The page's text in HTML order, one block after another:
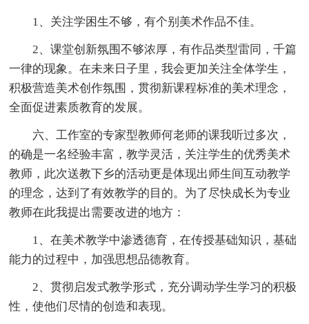
1、关注学困生不够，有个别美术作品不佳。
2、课堂创新氛围不够浓厚，有作品类型雷同，千篇
一律的现象。在未来日子里，我会更加关注全体学生，
积极营造美术创作氛围，贯彻新课程标准的美术理念，
全面促进素质教育的发展。
六、工作室的专家型教师何老师的课我听过多次，
的确是一名经验丰富，教学灵活，关注学生的优秀美术
教师，此次送教下乡的活动更是体现出师生间互动教学
的理念，达到了有效教学的目的。为了尽快成长为专业
教师在此我提出需要改进的地方：
1、在美术教学中渗透德育，在传授基础知识，基础
能力的过程中，加强思想品德教育。
2、贯彻启发式教学形式，充分调动学生学习的积极
性，使他们尽情的创造和表现。